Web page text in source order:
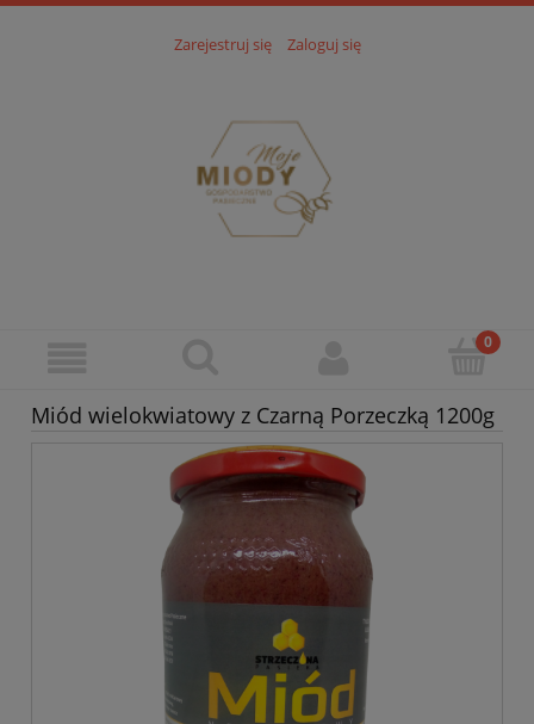
Zarejestruj się Zaloguj się
Miód wielokwiatowy z Czarną Porzeczką 1200g